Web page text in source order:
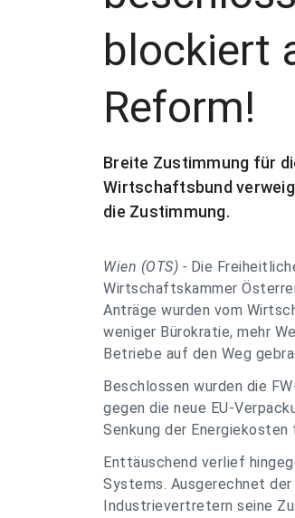
blockiert
Reform!
Breite Zustimmung für
Wirtschaftsbund
die Zustimmung.
Wien (OTS) - Die
Wirtschaftskammer
Anträge wurden vom
weniger Bürokratie, mehr
Betriebe auf den Weg
Beschlossen wurden die
gegen die neue EU-
Senkung der
Enttäuschend verlief
Systems. Ausgerechnet
Industrievertretern seine